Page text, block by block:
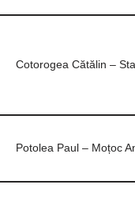
Cotorogea Cătălin –
Potolea Paul – Moțoc